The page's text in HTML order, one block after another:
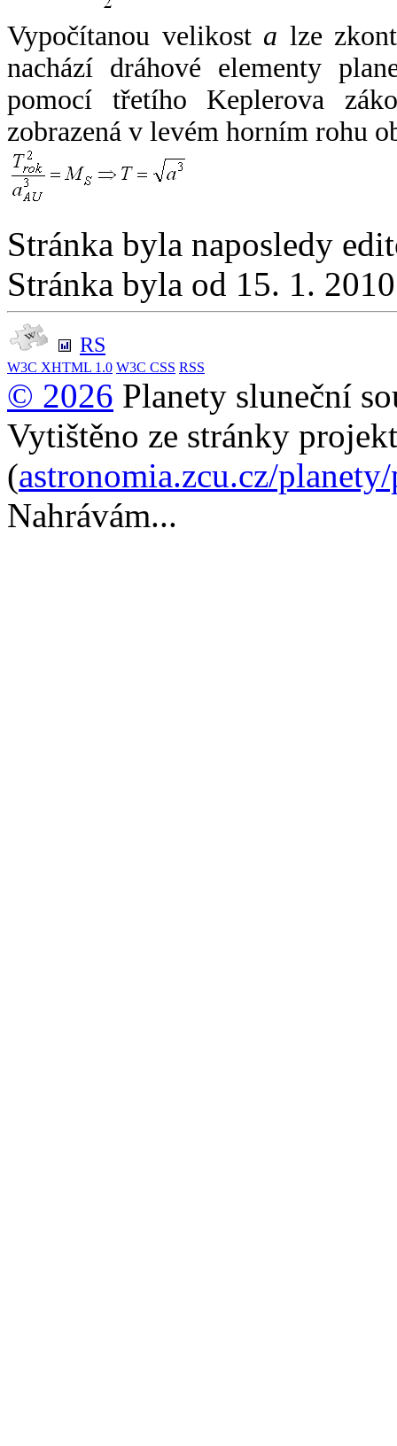
Vypočítanou velikost a lze
nachází dráhové elementy
pomocí třetího Keplerova
zobrazená v levém horním rohu
Stránka byla naposledy
Stránka byla od 15. 1.
RS
W3C XHTML 1.0 W3C CSS RSS
© 2026 Planety sluneční
Vytištěno ze stránky
(astronomia.zcu.cz/
Nahrávám...